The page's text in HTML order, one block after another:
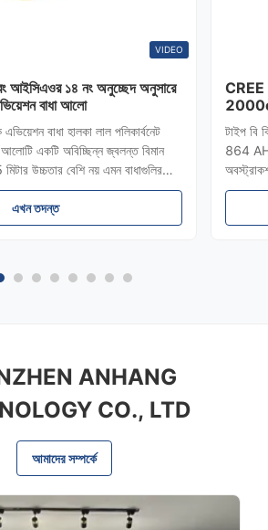
VIDEO
আইসিএওর ১৪ নং অনুচ্ছেদ অনুসারে
বাধা আলো
বাধা হালকা লাল পলিকার্বনেট
একটি অবিচ্ছিন্ন জ্বলন্ত বিমান
উচ্চতার বেশি নয় এমন বাধাগুলির
করা হয়েছে। সম্মতি মানদণ্ড
১, সপ্তম সংস্করণ, ২০১৬, টেবিল ৬.৩
এখন তদন্ত
CREE
টাইপ বি
864
লাইট
LED
ANHANG
CO., LTD
আমাদের সম্পর্কে